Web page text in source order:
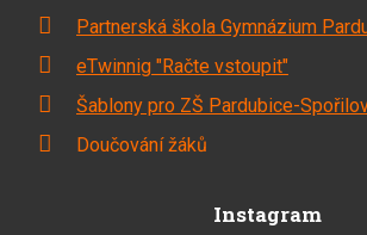
Partnerská škola Gymnázium
eTwinnig "Račte vstoupit"
Šablony pro ZŠ Pardubice-
Doučování žáků
Instagram